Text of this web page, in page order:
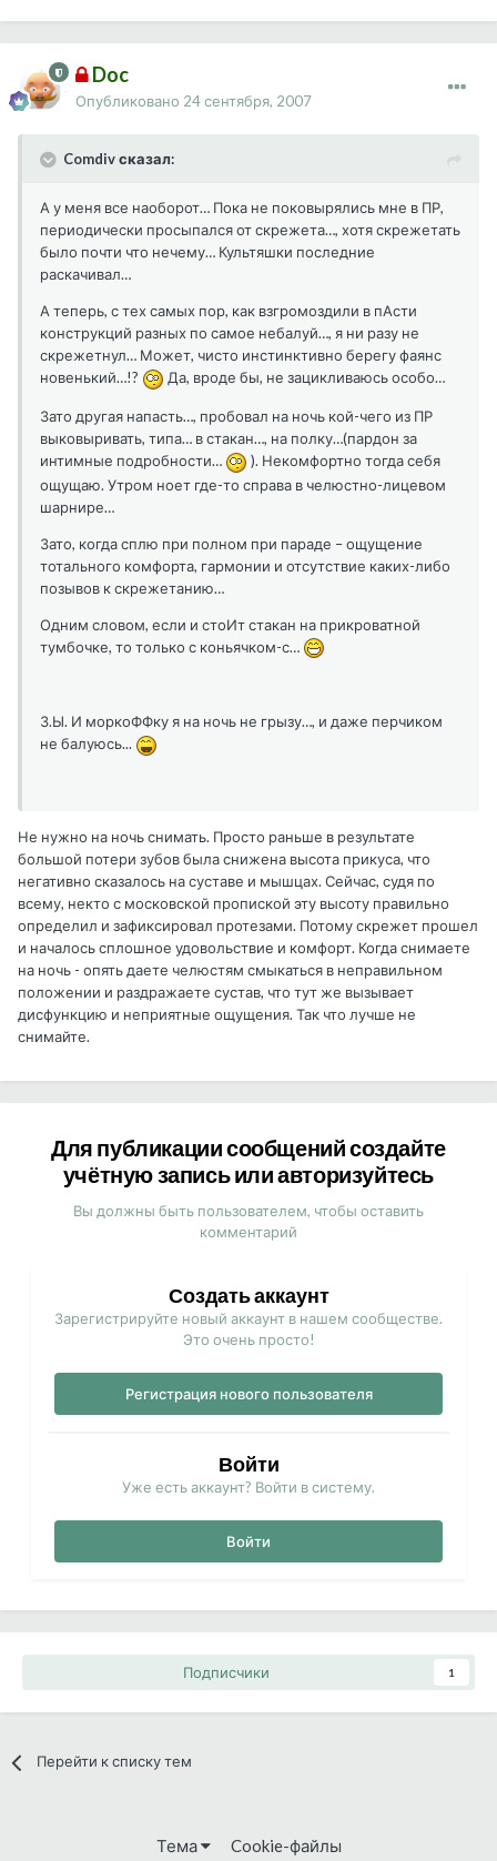
Doc
Опубликовано 24 сентября, 2007
Comdiv сказал:
А у меня все наоборот… Пока не поковырялись мне в ПР,
периодически просыпался от скрежета…, хотя скрежетать
было почти что нечему… Культяшки последние
раскачивал…
А теперь, с тех самых пор, как взгромоздили в пАсти
конструкций разных по самое небалуй…, я ни разу не
скрежетнул… Может, чисто инстинктивно берегу фаянс
новенький…!?
Да, вроде бы, не зацикливаюсь особо…
Зато другая напасть…, пробовал на ночь кой-чего из ПР
выковыривать, типа… в стакан…, на полку…(пардон за
интимные подробности…
). Некомфортно тогда себя
ощущаю. Утром ноет где-то справа в челюстно-лицевом
шарнире…
Зато, когда сплю при полном при параде – ощущение
тотального комфорта, гармонии и отсутствие каких-либо
позывов к скрежетанию…
Одним словом, если и стоИт стакан на прикроватной
тумбочке, то только с коньячком-с…
З.Ы. И моркоФФку я на ночь не грызу…, и даже перчиком
не балуюсь...
Не нужно на ночь снимать. Просто раньше в результате
большой потери зубов была снижена высота прикуса, что
негативно сказалось на суставе и мышцах. Сейчас, судя по
всему, некто с московской пропиской эту высоту правильно
определил и зафиксировал протезами. Потому скрежет прошел
и началось сплошное удовольствие и комфорт. Когда снимаете
на ночь - опять даете челюстям смыкаться в неправильном
положении и раздражаете сустав, что тут же вызывает
дисфункцию и неприятные ощущения. Так что лучше не
снимайте.
Для публикации сообщений создайте
учётную запись или авторизуйтесь
Вы должны быть пользователем, чтобы оставить
комментарий
Создать аккаунт
Зарегистрируйте новый аккаунт в нашем сообществе.
Это очень просто!
Регистрация нового пользователя
Войти
Уже есть аккаунт? Войти в систему.
Войти
Подписчики 1
Перейти к списку тем
Тема Cookie-файлы